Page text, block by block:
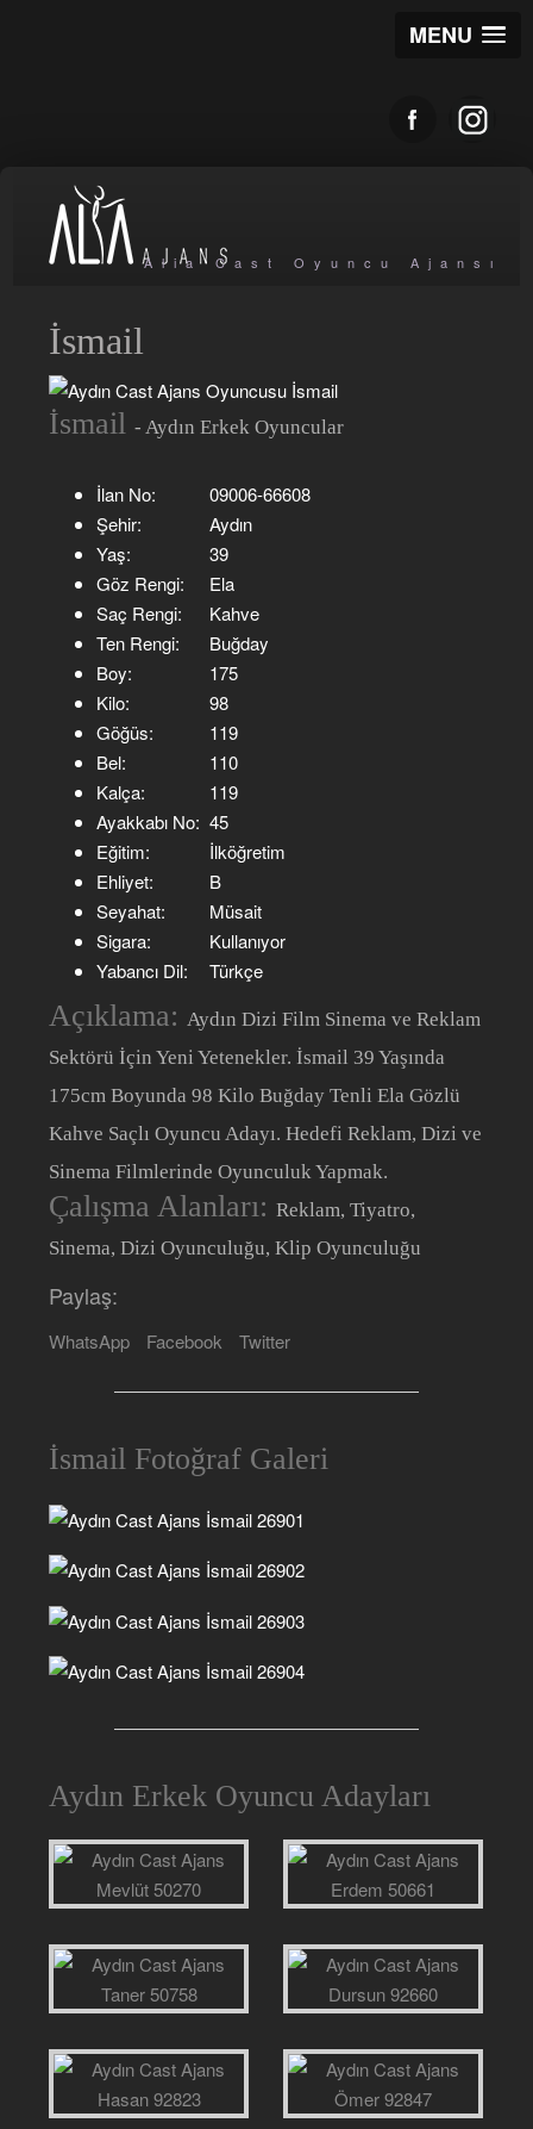
MENU
Alia Cast Oyuncu Ajansı
İsmail
İsmail- Aydın Erkek Oyuncular
İlan No:
09006-66608
Şehir:
Aydın
Yaş:
39
Göz Rengi:
Ela
Saç Rengi:
Kahve
Ten Rengi:
Buğday
Boy:
175
Kilo:
98
Göğüs:
119
Bel:
110
Kalça:
119
Ayakkabı No: 45
Eğitim:
İlköğretim
Ehliyet:
B
Seyahat:
Müsait
Sigara:
Kullanıyor
Yabancı Dil:
Türkçe
Açıklama: Aydın Dizi Film Sinema ve Reklam
Sektörü İçin Yeni Yetenekler. İsmail 39 Yaşında
175cm Boyunda 98 Kilo Buğday Tenli Ela Gözlü
Kahve Saçlı Oyuncu Adayı. Hedefi Reklam, Dizi ve
Sinema Filmlerinde Oyunculuk Yapmak.
Çalışma Alanları:Reklam, Tiyatro,
Sinema, Dizi Oyunculuğu, Klip Oyunculuğu
Paylaş:
WhatsApp Facebook Twitter
İsmail Fotoğraf Galeri
Aydın Erkek Oyuncu Adayları